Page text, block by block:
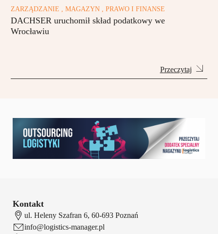
ZARZĄDZANIE , MAGAZYN , PRAWO I FINANSE
DACHSER uruchomił skład podatkowy we
Wrocławiu
Przeczytaj
Kontakt
ul. Heleny Szafran 6, 60-693 Poznań
info@logistics-manager.pl